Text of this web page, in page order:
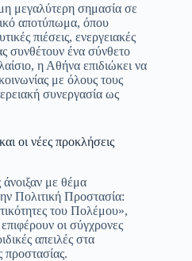
μεγαλύτερη σημασία σε
αποτύπωμα, όπου
πιέσεις, ενεργειακές
συνθέτουν ένα σύνθετο
η Αθήνα επιδιώκει να
με όλους τους
συνεργασία ως
οι νέες προκλήσεις
άνοιξαν με θέμα
Πολιτική Προστασία:
του Πολέμου»,
οι σύγχρονες
απειλές στα
προστασίας.